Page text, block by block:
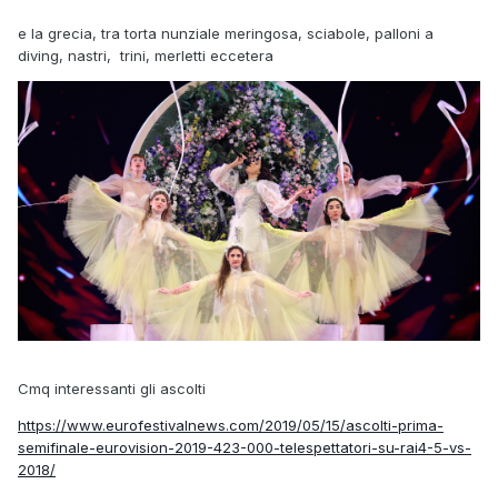
e la grecia, tra torta nunziale meringosa, sciabole, palloni a
diving, nastri, trini, merletti eccetera
Cmq interessanti gli ascolti
https://www.eurofestivalnews.com/2019/05/15/ascolti-prima-
semifinale-eurovision-2019-423-000-telespettatori-su-rai4-5-vs-
2018/